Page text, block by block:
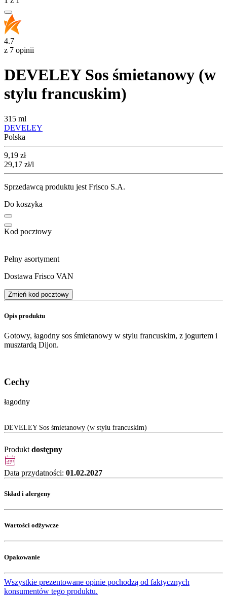
4.7
z 7 opinii
DEVELEY Sos śmietanowy (w
stylu francuskim)
315 ml
DEVELEY
Polska
Cena
9,19 zł
29,17 zł/l
Sprzedawcą produktu jest Frisco S.A.
Do koszyka
Kod pocztowy
Pełny asortyment
Dostawa Frisco VAN
Zmień kod pocztowy
Opis produktu
Gotowy, łagodny sos śmietanowy w stylu francuskim, z jogurtem i
musztardą Dijon.
Cechy
łagodny
DEVELEY Sos śmietanowy (w stylu francuskim)
Produkt dostępny
Data przydatności: 01.02.2027
Skład i alergeny
Wartości odżywcze
Opakowanie
Wszystkie prezentowane opinie pochodzą od faktycznych
konsumentów tego produktu.